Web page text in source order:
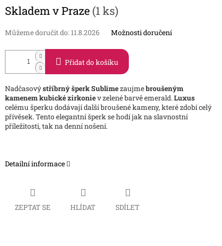
cena:
Skladem v Praze (1 ks)
Můžeme doručit do: 11.8.2026 Možnosti doručení
Přidat do košíku
Nadčasovýstříbrný šperk Sublimezaujmebroušeným
kamenem kubické zirkoniev zelené barvě emerald.Luxus
celému šperku dodávají další broušené kameny, které zdobí celý
přívěsek. Tento elegantní šperk se hodí jak na slavnostní
příležitosti, tak na denní nošení.
Detailní informace
ZEPTAT SE HLÍDAT SDÍLET